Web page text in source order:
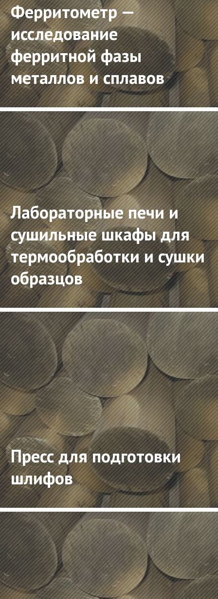
Ферритометр —
исследование
ферритной фазы
металлов и сплавов
Лабораторные печи и
сушильные шкафы для
термообработки и сушки
образцов
Пресс для подготовки
шлифов